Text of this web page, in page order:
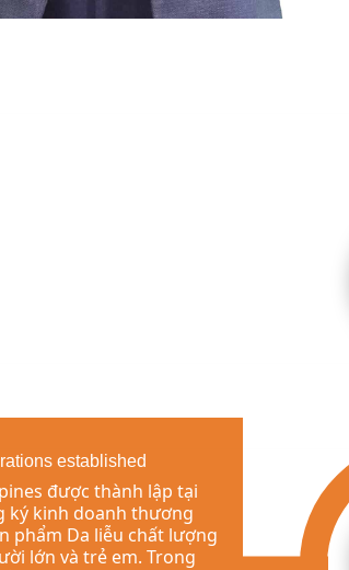
established
được thành lập tại
ký kinh doanh thương
phẩm Da liễu chất lượng
lớn và trẻ em. Trong